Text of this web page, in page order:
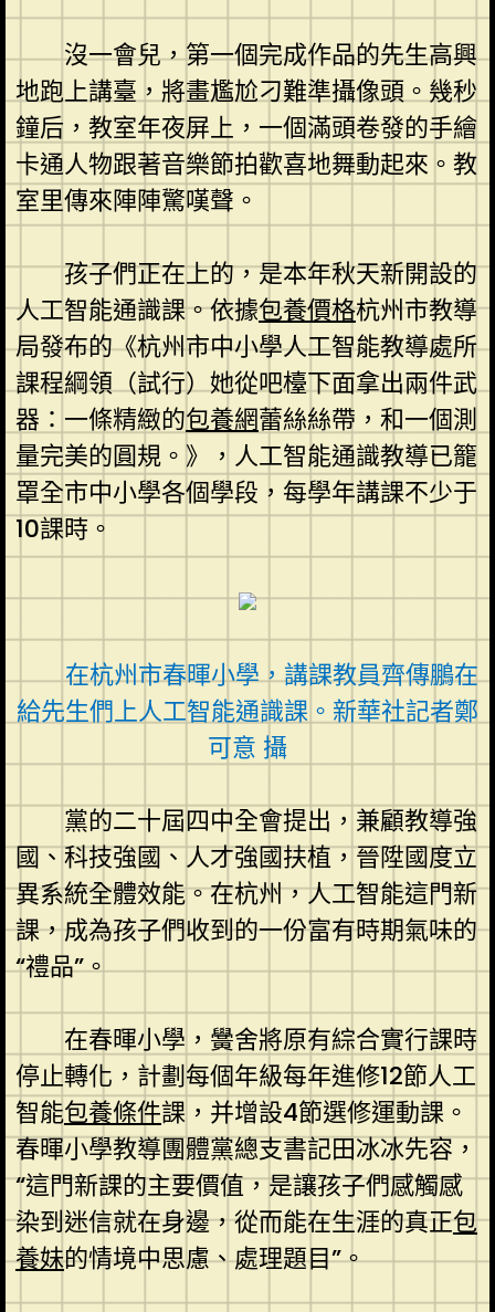
沒一會兒，第一個完成作品的先生高興
地跑上講臺，將畫尷尬刁難準攝像頭。幾秒
鐘后，教室年夜屏上，一個滿頭卷發的手繪
卡通人物跟著音樂節拍歡喜地舞動起來。教
室里傳來陣陣驚嘆聲。
孩子們正在上的，是本年秋天新開設的
人工智能通識課。依據包養價格杭州市教導
局發布的《杭州市中小學人工智能教導處所
課程綱領（試行）她從吧檯下面拿出兩件武
器：一條精緻的包養網蕾絲絲帶，和一個測
量完美的圓規。》，人工智能通識教導已籠
罩全市中小學各個學段，每學年講課不少于
10課時。
在杭州市春暉小學，講課教員齊傳鵬在
給先生們上人工智能通識課。新華社記者鄭
可意 攝
黨的二十屆四中全會提出，兼顧教導強
國、科技強國、人才強國扶植，晉陞國度立
異系統全體效能。在杭州，人工智能這門新
課，成為孩子們收到的一份富有時期氣味的
“禮品”。
在春暉小學，黌舍將原有綜合實行課時
停止轉化，計劃每個年級每年進修12節人工
智能包養條件課，并增設4節選修運動課。
春暉小學教導團體黨總支書記田冰冰先容，
“這門新課的主要價值，是讓孩子們感觸感
染到迷信就在身邊，從而能在生涯的真正包
養妹的情境中思慮、處理題目”。